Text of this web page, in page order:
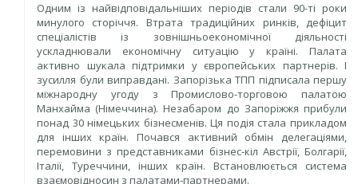
Одним із найвідповідальніших періодів стали 90-ті роки
минулого сторіччя. Втрата традиційних ринків, дефіцит
спеціалістів із зовнішньоекономічної діяльності
ускладнювали економічну ситуацію у країні. Палата
активно шукала підтримки у європейських партнерів. І
зусилля були виправдані. Запорізька ТПП підписала першу
міжнародну угоду з Промислово-торговою палатою
Манхайма (Німеччина). Незабаром до Запоріжжя прибули
понад 30 німецьких бізнесменів. Ця подія стала прикладом
для інших країн. Почався активний обмін делегаціями,
перемовини з представниками бізнес-кіл Австрії, Болгарії,
Італії, Туреччини, інших країн. Встановлюється система
взаємовідносин з палатами-партнерами.